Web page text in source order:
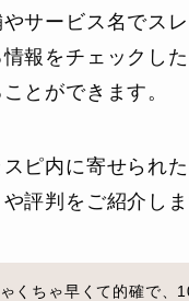
サービス名でス
報をチェックし
とができます。
ピ内に寄せられ
評判をご紹介しま
くちゃ早くて的確で、